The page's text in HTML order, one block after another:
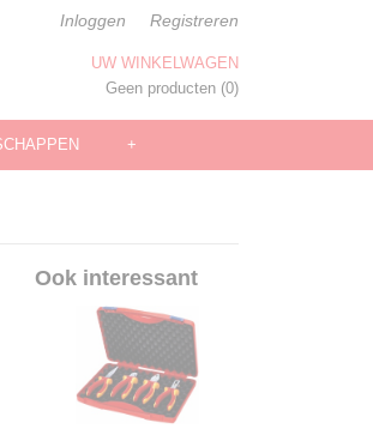
Inloggen Registreren
UW WINKELWAGEN
Geen producten (0)
+
Ook interessant